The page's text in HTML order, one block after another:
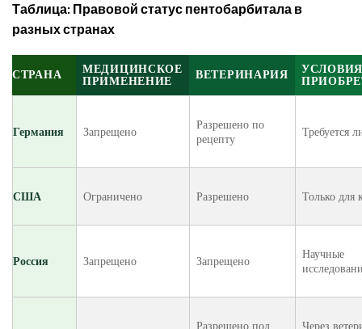
Таблица: Правовой статус пентобарбитала в
разных странах
СТРАНА
МЕДИЦИНСКОЕ
ПРИМЕНЕНИЕ
ВЕТЕРИНАРИЯ
Германия Запрещено
Разрешено по
рецепту
Требуется
США Ограничено Разрешено Только для
Россия Запрещено Запрещено
Научные
Разрешено под Через